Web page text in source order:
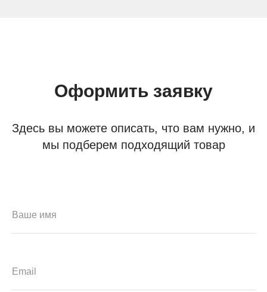
Оформить заявку
Здесь вы можете описать, что вам нужно, и
мы подберем подходящий товар